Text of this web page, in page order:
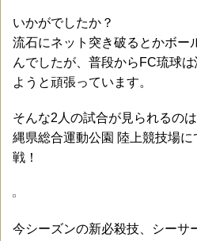
いかがでしたか？
流石にネット突き破るとかボー
んでしたが、普段からFC琉球
ようと頑張っています。
そんな2人の試合が見られるの
縄県総合運動公園 陸上競技場
戦！
今シーズンの新必殺技、シーサ